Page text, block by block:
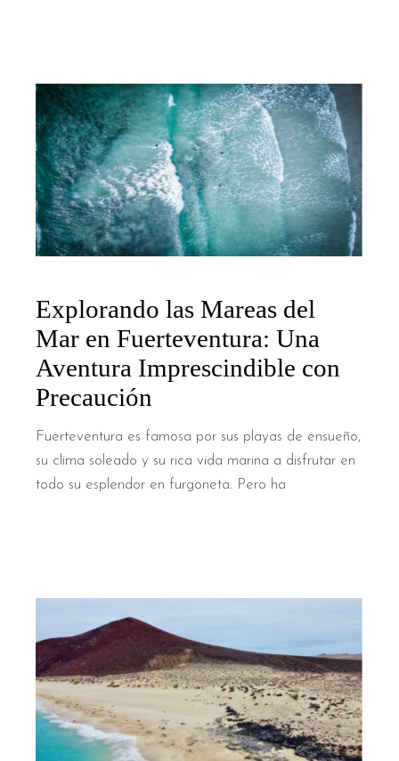
Explorando las Mareas del
Mar en Fuerteventura: Una
Aventura Imprescindible con
Precaución
Fuerteventura es famosa por sus playas de ensueño,
su clima soleado y su rica vida marina a disfrutar en
todo su esplendor en furgoneta. Pero ha